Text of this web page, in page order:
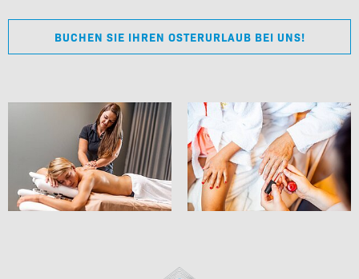
BUCHEN SIE IHREN OSTERURLAUB BEI UNS!